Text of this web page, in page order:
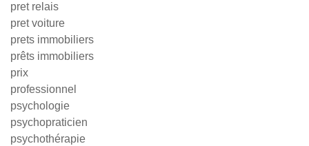
pret relais
pret voiture
prets immobiliers
prêts immobiliers
prix
professionnel
psychologie
psychopraticien
psychothérapie